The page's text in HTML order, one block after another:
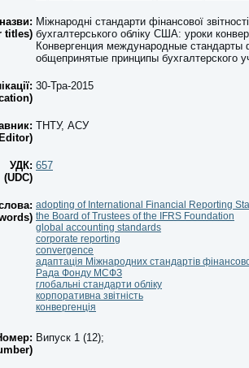
titles)
Міжнародні стандарти фінансової
бухгалтерського обліку США: уроки
Конвергенция международные стандарты
общепринятые принципы бухгалтерского
30-Тра-2015
ТНТУ, АСУ
УДК:
(UDC)
657
adopting of International Financial Reporting
the Board of Trustees of the IFRS Foundation
global accounting standards
corporate reporting
convergence
адаптація Міжнародних стандартів
Рада Фонду МСФЗ
глобальні стандарти обліку
корпоративна звітність
конвергенція
Випуск 1 (12);